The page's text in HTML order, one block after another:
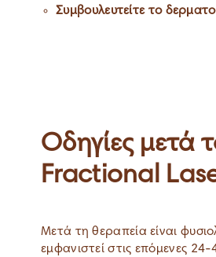
Συμβουλευτείτε το
Οδηγίες μετά
Fractional
Μετά τη θεραπεία είναι
εμφανιστεί στις επόμενες